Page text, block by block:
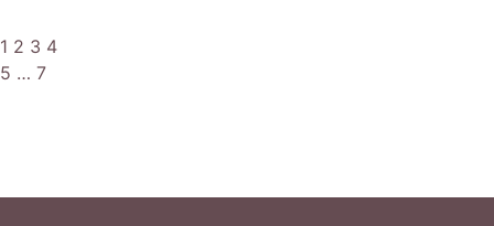
1 2 3 4
5 … 7